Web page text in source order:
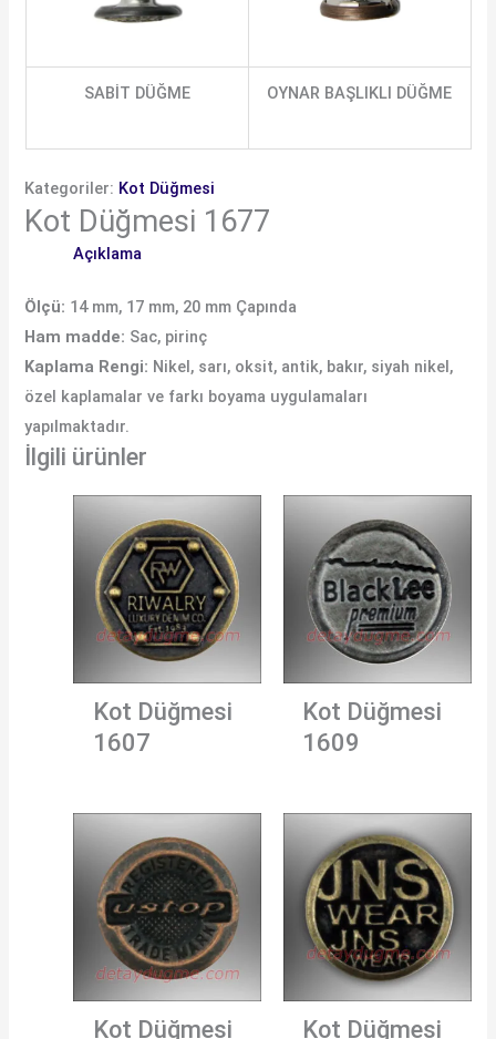
SABİT DÜĞME OYNAR BAŞLIKLI DÜĞME
Kategoriler: Kot Düğmesi
Kot Düğmesi 1677
Açıklama
Ölçü: 14 mm, 17 mm, 20 mm Çapında
Ham madde: Sac, pirinç
Kaplama Rengi: Nikel, sarı, oksit, antik, bakır, siyah nikel,
özel kaplamalar ve farkı boyama uygulamaları
yapılmaktadır.
İlgili ürünler
Kot Düğmesi
1607
Kot Düğmesi
1609
Kot Düğmesi Kot Düğmesi